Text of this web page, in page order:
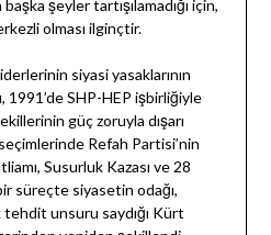
şeyler tartışılamadığı için,
olması ilginçtir.
siyasi yasaklarının
1991’de SHP-HEP işbirliğiyle
güç zoruyla dışarı
Refah Partisi’nin
Susurluk Kazası ve 28
süreçte siyasetin odağı,
unsuru saydığı Kürt